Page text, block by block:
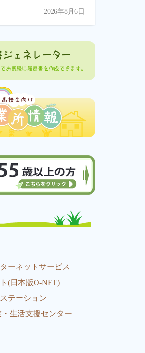
2026年8月6日
ジェネレーター
お気軽に履歴書を作成できます。
ーネットサービス
(日本版O-NET)
テーション
生活支援センター